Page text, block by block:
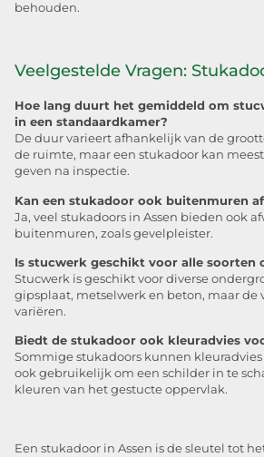
behouden.
Veelgestelde Vragen:
Hoe lang duurt het gemiddeld om
in een standaardkamer?
De duur varieert afhankelijk van de
de ruimte, maar een stukadoor kan
geven na inspectie.
Kan een stukadoor ook buitenmuren
Ja, veel stukadoors in Assen bieden ook
buitenmuren, zoals gevelpleister.
Is stucwerk geschikt voor alle soorten
Stucwerk is geschikt voor diverse
gipsplaat, metselwerk en beton, maar de
variëren.
Biedt de stukadoor ook kleuradvies
Sommige stukadoors kunnen
ook gebruikelijk om een schilder in te
kleuren van het gestucte oppervlak.
Een stukadoor in Assen is de sleutel tot